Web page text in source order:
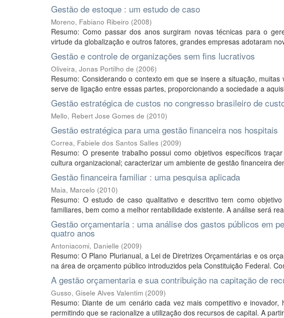
Gestão de estoque : um estudo de caso
Moreno, Fabiano Ribeiro (2008)
Resumo: Como passar dos anos surgiram novas técnicas para o
virtude da globalização e outros fatores, grandes empresas adotaram
Gestão e controle de organizações sem fins lucrativos
Oliveira, Jonas Portilho de (2006)
Resumo: Considerando o contexto em que se insere a situação,
serve de ligação entre essas partes, proporcionando a sociedade a
Gestão estratégica de custos no congresso brasileiro de
Mello, Rebert Jose Gomes de (2010)
Gestão estratégica para uma gestão financeira nos hospitais
Correa, Fabiele dos Santos Salles (2009)
Resumo: O presente trabalho possui como objetivos específicos
cultura organizacional; caracterizar um ambiente de gestão financeira
Gestão financeira familiar : uma pesquisa aplicada
Maia, Marcelo (2010)
Resumo: O estudo de caso qualitativo e descritivo tem como
familiares, bem como a melhor rentabilidade existente. A análise será
Gestão orçamentaria : uma análise dos gastos públicos em
quatro anos
Antoniacomi, Danielle (2009)
Resumo: O Plano Plurianual, a Lei de Diretrizes Orçamentárias e os
na área de orçamento público introduzidos pela Constituição Federal.
A gestão orçamentaria e sua contribuição na capitação de
Gusso, Gisele Alves Valentim (2009)
Resumo: Diante de um cenário cada vez mais competitivo e
permitindo que se racionalize a utilização dos recursos de capital. A